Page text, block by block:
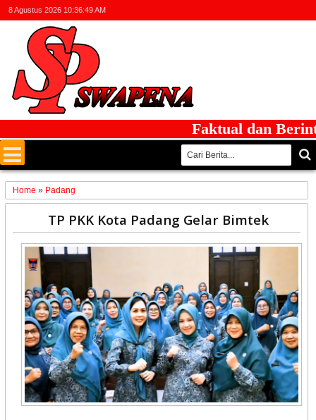
8 Agustus 2026 10:36:49 AM
Faktual dan
Home » Padang
TP PKK Kota Padang Gelar Bimtek